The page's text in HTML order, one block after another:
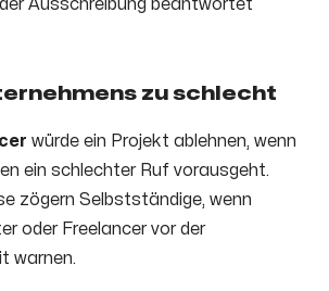
Ausschreibung beantwortet
zu schlecht
würde ein Projekt ablehnen, wenn
ein schlechter Ruf vorausgeht.
zögern Selbstständige, wenn
oder Freelancer vor der
warnen.